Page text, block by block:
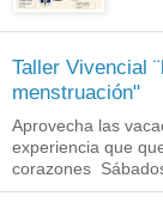
Taller Vivencial
menstruación"
Aprovecha las
experiencia que
corazones